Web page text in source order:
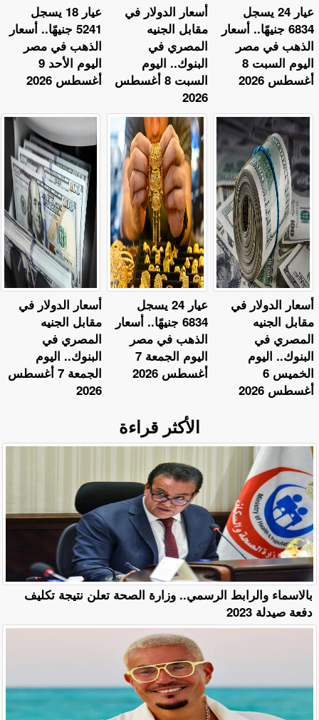
عيار 18 يسجل
5241 جنيهًا.. أسعار
الذهب في مصر
اليوم الأحد 9
أغسطس 2026
أسعار الدولار في
مقابل الجنيه
المصري في
البنوك.. اليوم
السبت 8 أغسطس
2026
عيار 24 يسجل
6834 جنيهًا.. أسعار
الذهب في مصر
اليوم السبت 8
أغسطس 2026
أسعار الدولار في
مقابل الجنيه
المصري في
البنوك.. اليوم
الجمعة 7 أغسطس
2026
عيار 24 يسجل
6834 جنيهًا.. أسعار
الذهب في مصر
اليوم الجمعة 7
أغسطس 2026
أسعار الدولار في
مقابل الجنيه
المصري في
البنوك.. اليوم
الخميس 6
أغسطس 2026
الأكثر قراءة
بالاسماء والرابط الرسمي.. وزارة الصحة تعلن نتيجة تكليف
دفعة صيدلة 2023